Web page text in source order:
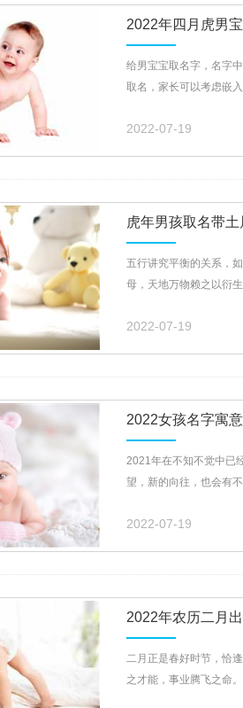
2022年四月虎男
给男宝宝取名字，名字
取名，家长可以考虑嵌
2022-07-19
虎年男孩取名带
五行讲究平衡的关系，
母，天地万物赖之以衍
2022-07-19
2022女孩名字寓
2021年在不知不觉中已
望，新的向往，也会有
2022-07-19
2022年农历二月
二月正是春好时节，恰
之才能，事业腾飞之命